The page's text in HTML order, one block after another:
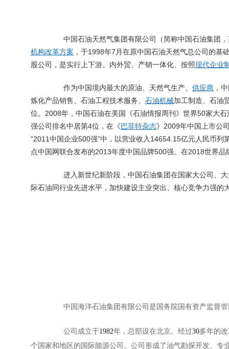
中国石油天然气集团有限公司（简称中国石油集团
机构改革方案 ，于1998年7 月在原中国石油天然气总公司的基
股公司，是实行上下游、内外贸、产销一体化、按照现代企业
作为中国境内最大的原油、天然气生产、 供应商 ，
炼化产品销售、石油工程技术服务、 石油机械加工制造、石油
位。 2008年，中国石油在美国《石油情报周刊》世界50家大石
强公司排名中居第4位，在《 巴菲特杂志》 2009年中国上市公
“2011 中国企业500强”中，以营业收入 14654.15亿元人民币列
点中国网联合发布的2013年度中国品牌500强。在2018世界品
进入新世纪新阶段，中国石油集团在国家大公司、
际石油同行业先进水平，加快建设主业突出、核心竞争力强
中国海洋石油集团有限公司是国务院国有资产监督
公司成立于1982年，总部设在北京。经过30多年的
个国家和地区的国际能源公司。公司形成了油气勘探开发、